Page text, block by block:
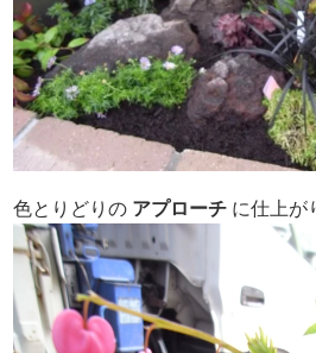
色とりどりの アプローチ に仕上が